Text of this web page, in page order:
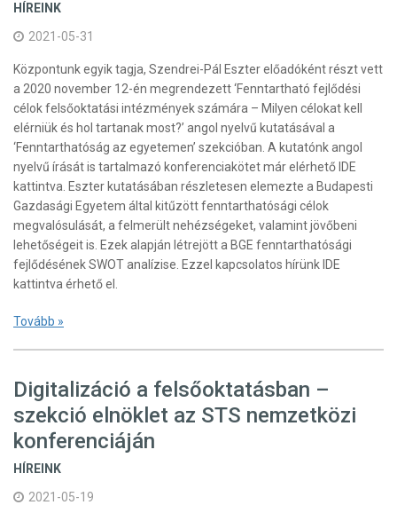
HÍREINK
2021-05-31
Központunk egyik tagja, Szendrei-Pál Eszter előadóként részt vett
a 2020 november 12-én megrendezett ‘Fenntartható fejlődési
célok felsőoktatási intézmények számára – Milyen célokat kell
elérniük és hol tartanak most?’ angol nyelvű kutatásával a
‘Fenntarthatóság az egyetemen’ szekcióban. A kutatónk angol
nyelvű írását is tartalmazó konferenciakötet már elérhető IDE
kattintva. Eszter kutatásában részletesen elemezte a Budapesti
Gazdasági Egyetem által kitűzött fenntarthatósági célok
megvalósulását, a felmerült nehézségeket, valamint jövőbeni
lehetőségeit is. Ezek alapján létrejött a BGE fenntarthatósági
fejlődésének SWOT analízise. Ezzel kapcsolatos hírünk IDE
kattintva érhető el.
Tovább »
Digitalizáció a felsőoktatásban –
szekció elnöklet az STS nemzetközi
konferenciáján
HÍREINK
2021-05-19